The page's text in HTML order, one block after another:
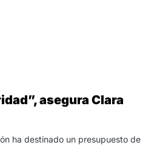
asegura Clara
ha destinado un presupuesto de